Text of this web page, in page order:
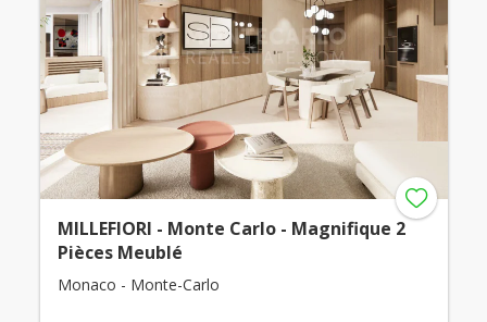
MILLEFIORI - Monte Carlo - Magnifique 2
Pièces Meublé
Monaco - Monte-Carlo